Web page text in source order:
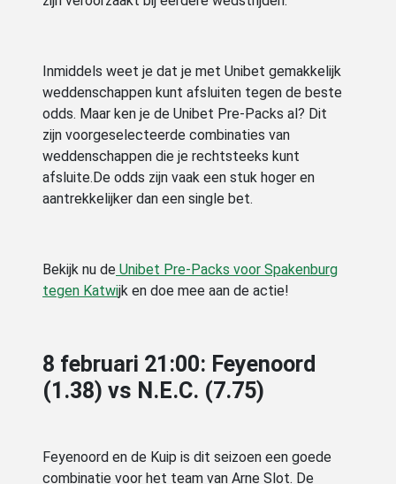
Inmiddels weet je dat je met Unibet gemakkelijk
weddenschappen kunt afsluiten tegen de beste
odds. Maar ken je de Unibet Pre-Packs al? Dit
zijn voorgeselecteerde combinaties van
weddenschappen die je rechtsteeks kunt
afsluite.De odds zijn vaak een stuk hoger en
aantrekkelijker dan een single bet.
Bekijk nu de Unibet Pre-Packs voor Spakenburg
tegen Katwijk en doe mee aan de actie!
8 februari 21:00: Feyenoord
(1.38) vs N.E.C. (7.75)
Feyenoord en de Kuip is dit seizoen een goede
combinatie voor het team van Arne Slot. De